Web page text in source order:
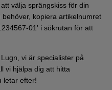
välja sprängskiss för din
kopiera artikelnumret
01' i sökrutan för att
vi är specialister på
vi hjälpa dig att hitta
letar efter!